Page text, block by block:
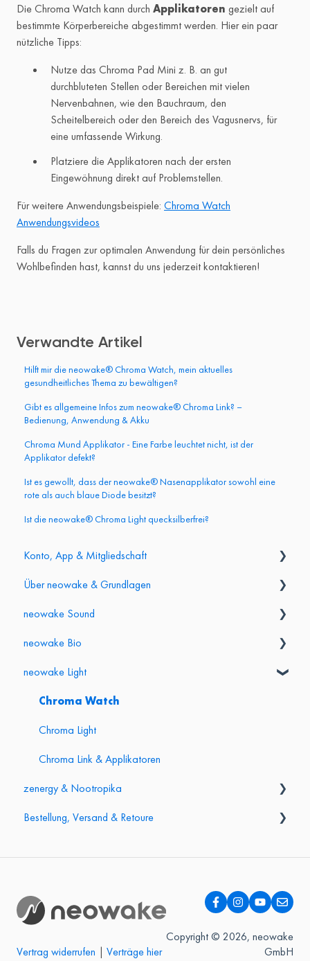
Die Chroma Watch kann durch Applikatoren gezielt auf
bestimmte Körperbereiche abgestimmt werden. Hier ein paar
nützliche Tipps:
Nutze das Chroma Pad Mini z. B. an gut
durchbluteten Stellen oder Bereichen mit vielen
Nervenbahnen, wie den Bauchraum, den
Scheitelbereich oder den Bereich des Vagusnervs, für
eine umfassende Wirkung.
Platziere die Applikatoren nach der ersten
Eingewöhnung direkt auf Problemstellen.
Für weitere Anwendungsbeispiele: Chroma Watch
Anwendungsvideos
Falls du Fragen zur optimalen Anwendung für dein persönliches
Wohlbefinden hast, kannst du uns jederzeit kontaktieren!
Verwandte Artikel
Hilft mir die neowake® Chroma Watch, mein aktuelles
gesundheitliches Thema zu bewältigen?
Gibt es allgemeine Infos zum neowake® Chroma Link? –
Bedienung, Anwendung & Akku
Chroma Mund Applikator - Eine Farbe leuchtet nicht, ist der
Applikator defekt?
Ist es gewollt, dass der neowake® Nasenapplikator sowohl eine
rote als auch blaue Diode besitzt?
Ist die neowake® Chroma Light quecksilberfrei?
Konto, App & Mitgliedschaft
Login & Konto
App & Mitgliederbereich
Abo & Kündigung
Über neowake & Grundlagen
Grundlagen & Produktvergleich
Partner- & Affiliate-Programm
Gesundheit & Sicherheit
neowake Sound
Sessions anwenden
Biofrequenzen & Biotonics
Kopfhörer
NeuroTuner Stimmgabeln
neowake Bio
Frequenzmatte (groß)
Frequenzmatte mini & Frequenzgürtel
Energy Bracelet
neowake Light
Chroma Watch
Chroma Light
Chroma Link & Applikatoren
zenergy & Nootropika
Einnahme & Wirkung
Bestellung, Versand & Retoure
Garantie & Reklamation
Vertrag widerrufen | Verträge hier
Copyright © 2026, neowake
GmbH